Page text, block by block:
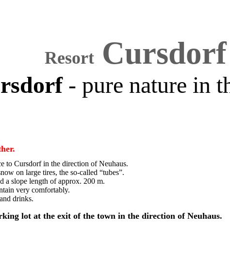
ResortCursdorf
- pure nature in
to Cursdorf in the direction of Neuhaus.
on large tires, the so-called “tubes”.
a slope length of approx. 200 m.
very comfortably.
drinks.
lot at the exit of the town in the direction of Neuhaus.